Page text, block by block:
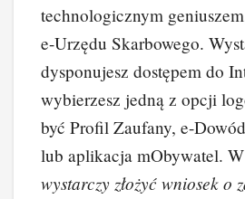
technologicznym
e-Urzędu Skarbowego.
dysponujesz dostępem do
wybierzesz jedną z opcji
być Profil Zaufany, e-
lub aplikacja mObywatel.
wystarczy złożyć wniosek o